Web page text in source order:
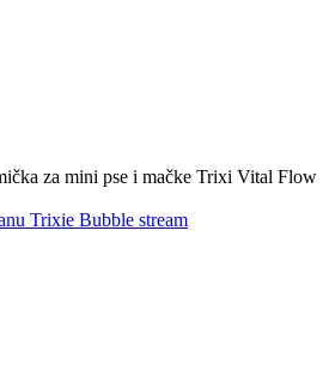
za mini pse i mačke Trixi Vital Flow